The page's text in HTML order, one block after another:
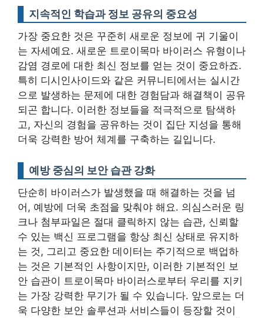
지속적인 학습과 정보 공유의 중요성
가장 중요한 것은 꾸준히 새로운 정보에 귀 기울이
는 자세예요. 새로운 트로이목마 바이러스 유형이나
감염 경로에 대한 최신 정보를 얻는 것이 중요하죠.
특히 디시인사이드와 같은 커뮤니티에서는 실시간
으로 발생하는 문제에 대한 경험담과 해결책이 공유
되곤 합니다. 이러한 정보들을 적극적으로 탐색하
고, 자신의 경험을 공유하는 것이 집단 지성을 통해
더욱 강력한 방어 체계를 구축하는 길입니다.
예방 중심의 보안 습관 강화
단순히 바이러스가 발생했을 때 해결하는 것을 넘
어, 예방에 더욱 초점을 맞춰야 해요. 의심스러운 링
크나 첨부파일은 절대 클릭하지 않는 습관, 신뢰할
수 있는 백신 프로그램을 항상 최신 상태로 유지하
는 것, 그리고 중요한 데이터는 주기적으로 백업하
는 것은 기본적인 사항이지만, 이러한 기본적인 보
안 습관이 트로이목마 바이러스로부터 우리를 지키
는 가장 강력한 무기가 될 수 있습니다. 앞으로는 더
욱 다양한 보안 솔루션과 서비스들이 등장할 것이